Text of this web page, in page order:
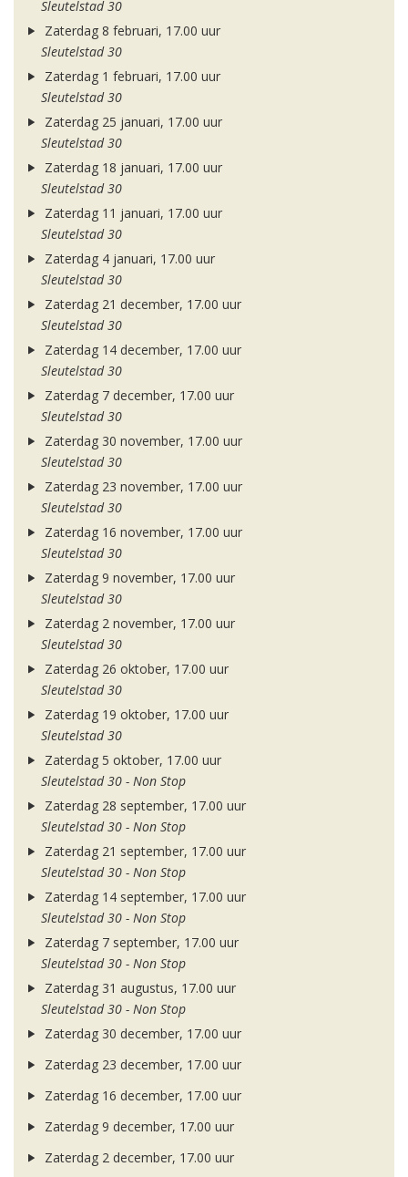
Sleutelstad 30
Zaterdag 8 februari, 17.00 uur
Sleutelstad 30
Zaterdag 1 februari, 17.00 uur
Sleutelstad 30
Zaterdag 25 januari, 17.00 uur
Sleutelstad 30
Zaterdag 18 januari, 17.00 uur
Sleutelstad 30
Zaterdag 11 januari, 17.00 uur
Sleutelstad 30
Zaterdag 4 januari, 17.00 uur
Sleutelstad 30
Zaterdag 21 december, 17.00 uur
Sleutelstad 30
Zaterdag 14 december, 17.00 uur
Sleutelstad 30
Zaterdag 7 december, 17.00 uur
Sleutelstad 30
Zaterdag 30 november, 17.00 uur
Sleutelstad 30
Zaterdag 23 november, 17.00 uur
Sleutelstad 30
Zaterdag 16 november, 17.00 uur
Sleutelstad 30
Zaterdag 9 november, 17.00 uur
Sleutelstad 30
Zaterdag 2 november, 17.00 uur
Sleutelstad 30
Zaterdag 26 oktober, 17.00 uur
Sleutelstad 30
Zaterdag 19 oktober, 17.00 uur
Sleutelstad 30
Zaterdag 5 oktober, 17.00 uur
Sleutelstad 30 - Non Stop
Zaterdag 28 september, 17.00 uur
Sleutelstad 30 - Non Stop
Zaterdag 21 september, 17.00 uur
Sleutelstad 30 - Non Stop
Zaterdag 14 september, 17.00 uur
Sleutelstad 30 - Non Stop
Zaterdag 7 september, 17.00 uur
Sleutelstad 30 - Non Stop
Zaterdag 31 augustus, 17.00 uur
Sleutelstad 30 - Non Stop
Zaterdag 30 december, 17.00 uur
Zaterdag 23 december, 17.00 uur
Zaterdag 16 december, 17.00 uur
Zaterdag 9 december, 17.00 uur
Zaterdag 2 december, 17.00 uur